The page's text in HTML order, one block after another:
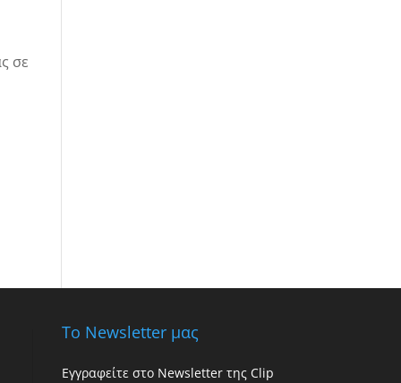
σε
Το Newsletter μας
Εγγραφείτε στο Newsletter της Clip